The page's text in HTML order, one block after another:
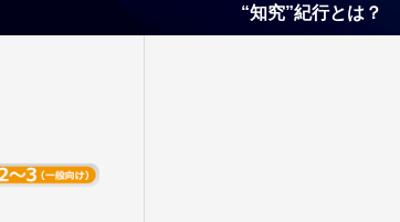
“知究”紀行とは？